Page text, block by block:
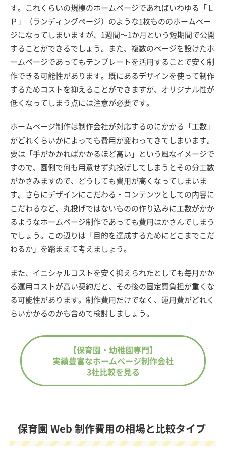
す。これくらいの規模のホームページであればいわゆる「Ｌ
Ｐ」（ランディングページ）のような1枚もののホームペー
ジになってしまいますが、1週間～1か月という短期間で公開
することができるでしょう。また、複数のページを設けたホ
ームページであってもテンプレートを活用することで安く制
作できる可能性があります。既にあるデザインを使って制作
するためコストを抑えることができますが、オリジナル性が
低くなってしまう点には注意が必要です。
ホームページ制作は制作会社が対応するのにかかる「工数」
がどれくらいかによっても費用が変わってきてしまいます。
要は「手がかかればかかるほど高い」という風なイメージで
すので、園側で何も用意せず丸投げしてしまうとその分工数
がかさみますので、どうしても費用が高くなってしまいま
す。さらにデザインにこだわる・コンテンツとしての内容に
こだわるなど、丸投げではないものの作り込みに工数がかか
るようなホームページ制作であっても費用はかさんでしまう
でしょう。この辺りは「目的を達成するためにどこまでこだ
わるか」を踏まえて考えましょう。
また、イニシャルコストを安く抑えられたとしても毎月かか
る運用コストが高い契約だと、その後の固定費負担が重くな
る可能性があります。制作費用だけでなく、運用費がどれく
らいかかるのかも含めて検討しましょう。
【保育園・幼稚園専門】
実績豊富なホームページ制作会社
3社比較を見る
保育園 Web 制作費用の相場と比較タイプ